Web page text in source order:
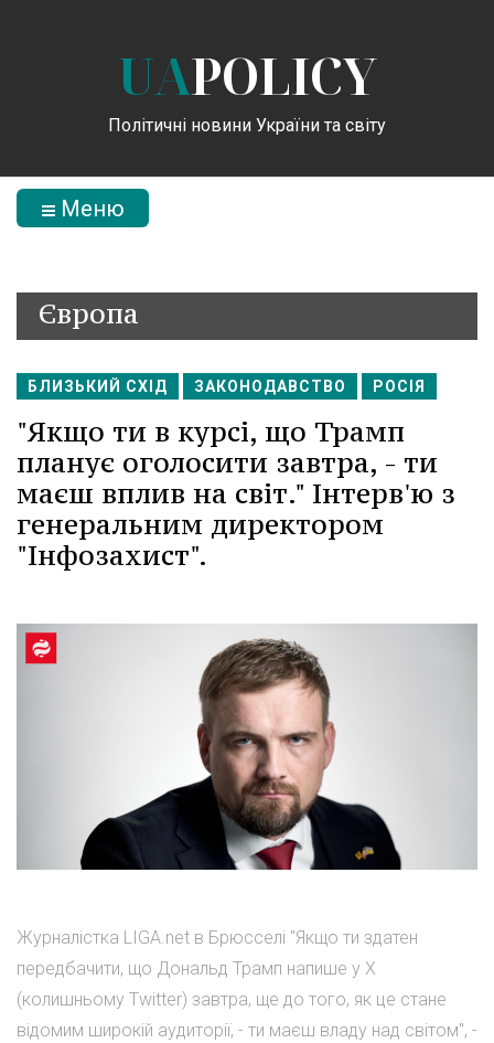
UAPOLICY
Політичні новини України та світу
Меню
Європа
БЛИЗЬКИЙ СХІД ЗАКОНОДАВСТВО РОСІЯ
"Якщо ти в курсі, що Трамп
планує оголосити завтра, - ти
маєш вплив на світ." Інтерв'ю з
генеральним директором
"Інфозахист".
Журналістка LIGA.net в Брюсселі "Якщо ти здатен
передбачити, що Дональд Трамп напише у X
(колишньому Twitter) завтра, ще до того, як це стане
відомим широкій аудиторії, - ти маєш владу над світом", -